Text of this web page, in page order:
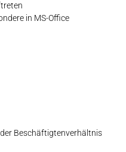
in MS-Office
Beschäftigtenverhältnis